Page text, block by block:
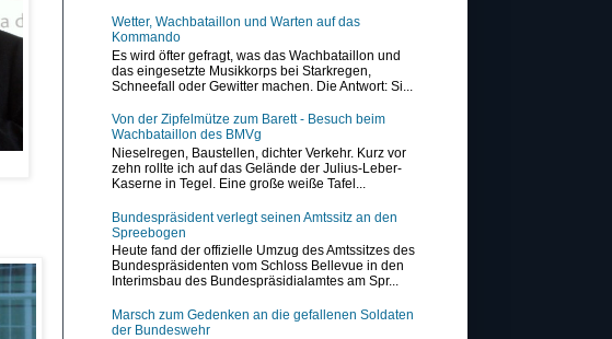
Wetter, Wachbataillon und Warten auf das
Kommando
Es wird öfter gefragt, was das Wachbataillon und
das eingesetzte Musikkorps bei Starkregen,
Schneefall oder Gewitter machen. Die Antwort: Si...
Von der Zipfelmütze zum Barett - Besuch beim
Wachbataillon des BMVg
Nieselregen, Baustellen, dichter Verkehr. Kurz vor
zehn rollte ich auf das Gelände der Julius-Leber-
Kaserne in Tegel. Eine große weiße Tafel...
Bundespräsident verlegt seinen Amtssitz an den
Spreebogen
Heute fand der offizielle Umzug des Amtssitzes des
Bundespräsidenten vom Schloss Bellevue in den
Interimsbau des Bundespräsidialamtes am Spr...
Marsch zum Gedenken an die gefallenen Soldaten
der Bundeswehr